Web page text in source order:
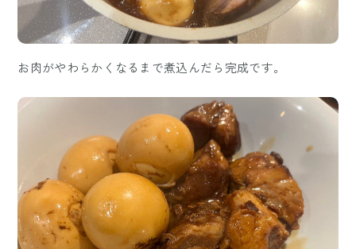
お肉がやわらかくなるまで煮込んだら完成です。